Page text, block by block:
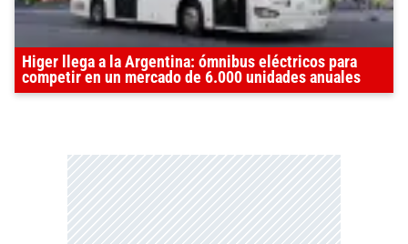
Higer llega a la Argentina: ómnibus eléctricos para
competir en un mercado de 6.000 unidades anuales